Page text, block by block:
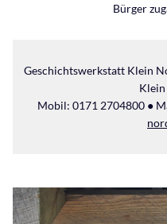
Bürger
Geschichtswerkstatt Klein
Mobil: 0171 2704800 ●